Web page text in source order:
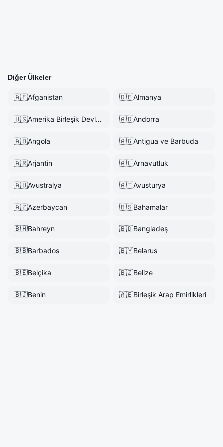
Diğer Ülkeler
🇦🇫Afganistan 🇩🇪Almanya
🇺🇸 Amerika Birleşik Devletleri 🇦🇩Andorra
🇦🇴Angola 🇦🇬Antigua ve Barbuda
🇦🇷Arjantin 🇦🇱Arnavutluk
🇦🇺Avustralya 🇦🇹Avusturya
🇦🇿Azerbaycan 🇧🇸Bahamalar
🇧🇭Bahreyn 🇧🇩Bangladeş
🇧🇧Barbados 🇧🇾Belarus
🇧🇪Belçika 🇧🇿Belize
🇧🇯Benin 🇦🇪Birleşik Arap Emirlikleri